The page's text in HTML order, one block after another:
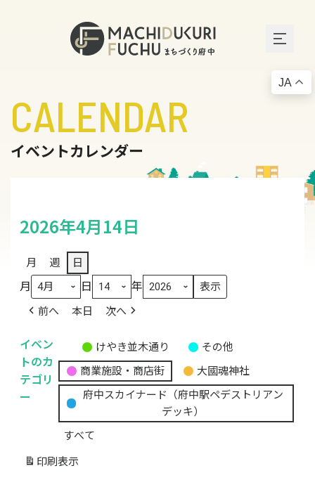
CALENDAR
イベントカレンダー
2026年4月14日
月 週 日
月 日 年
前へ 本日 次へ
イベン
トのカ
テゴリ
ー
題
の
カ
テ
ゴ
リ
けやき並木通り
その他
商業施設・商店街
大國魂神社
府中スカイナード（府中駅ペデストリアン
デッキ）
すべて
印刷 表示
JA